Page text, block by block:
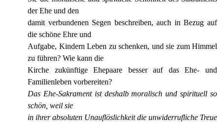
der Ehe und den
damit verbundenen Segen beschreiben, auch in Bezug auf
die schöne Ehre und
Aufgabe, Kindern Leben zu schenken, und sie zum Himmel
zu führen? Wie kann die
Kirche zukünftige Ehepaare besser auf das Ehe- und
Familienleben vorbereiten?
Das Ehe-Sakrament ist deshalb moralisch und spirituell so
schön, weil sie
in ihrer absoluten Unauflöslichkeit die unwiderrufliche Treue